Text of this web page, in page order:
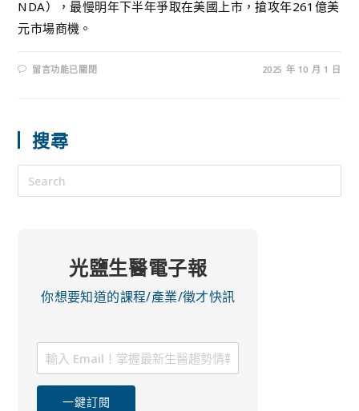
NDA），最慢明年下半年爭取在美國上市，搶攻年261億美
元市場商機。
留言功能已關閉 2025 年 10 月 1 日
搜尋
光鹽生醫電子報
你想要知道的課程/產業/徵才快訊
一鍵訂閱